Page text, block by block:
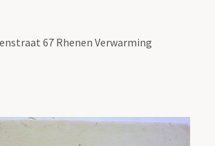
67 Rhenen Verwarming